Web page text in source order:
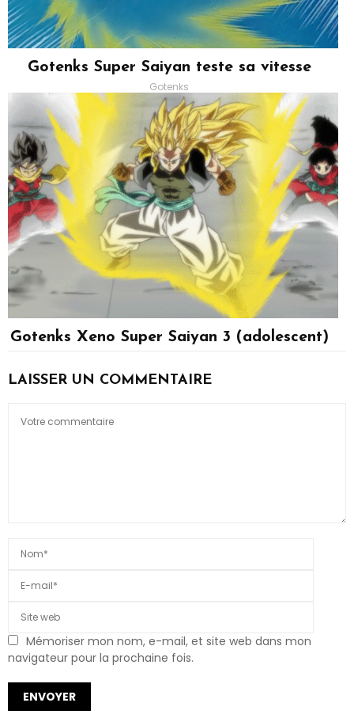
Gotenks Super Saiyan teste sa vitesse
Gotenks
Gotenks Xeno Super Saiyan 3 (adolescent)
LAISSER UN COMMENTAIRE
Mémoriser mon nom, e-mail, et site web dans mon
navigateur pour la prochaine fois.